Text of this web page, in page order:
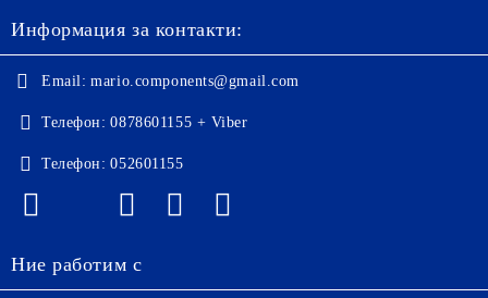
Информация за контакти:
Email: mario.components@gmail.com
Телефон: 0878601155 + Viber
Телефон: 052601155
Ние работим с